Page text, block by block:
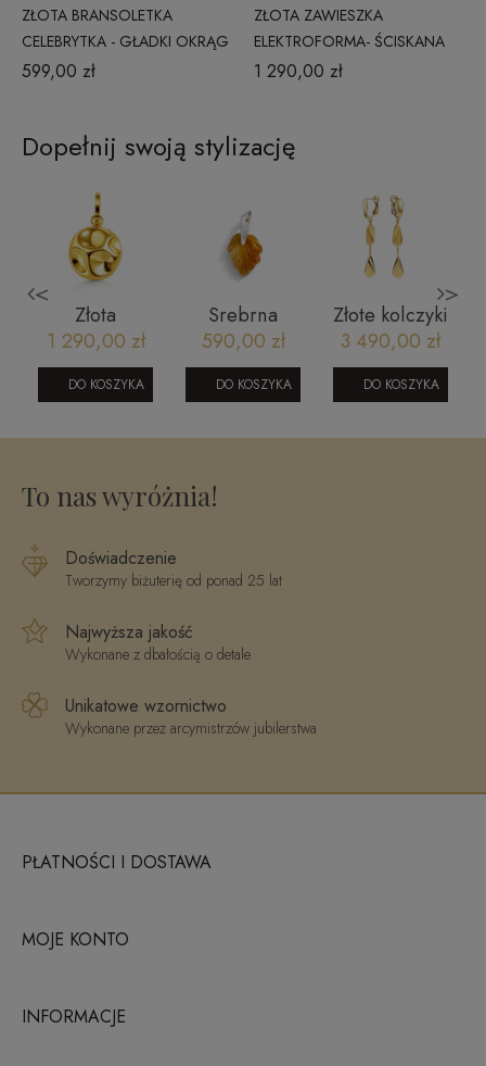
ZŁOTA BRANSOLETKA
CELEBRYTKA - GŁADKI OKRĄG
Z FASETOWANYMI
599,00 zł
ZŁOTA ZAWIESZKA
ELEKTROFORMA- ŚCISKANA
BLASZKA
1 290,00 zł
Dopełnij swoją stylizację
<
Srebrna
zawieszka z
bursztynem -
liść
590,00 zł
DO KOSZYKA
Złote kolczyki
gładkie i
matowe
połączenie
Prestige K_25
3 490,00 zł
DO KOSZYKA
Bransoletka
BOSS
1580513M
390,00 zł
DO KOSZYKA
>
To nas wyróżnia!
Doświadczenie
Tworzymy biżuterię od ponad 25 lat
Najwyższa jakość
Wykonane z dbałością o detale
Unikatowe wzornictwo
Wykonane przez arcymistrzów jubilerstwa
PŁATNOŚCI I DOSTAWA
MOJE KONTO
INFORMACJE